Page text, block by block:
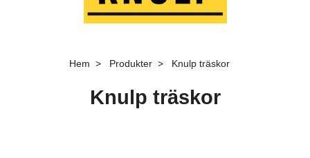
Hem Produkter Knulp träskor
Knulp träskor